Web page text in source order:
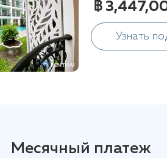
฿
Узнать
Месячный платеж